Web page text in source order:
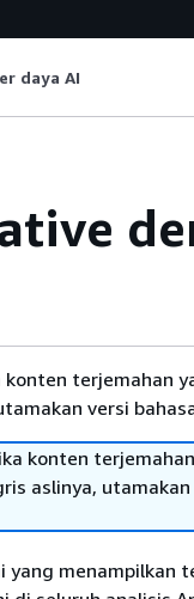
daya AI
terjemahan
versi
konten
aslinya, utamakan
yang menampilkan